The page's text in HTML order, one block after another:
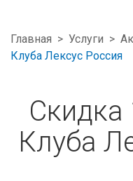
Главная > Услуги >
Клуба Лексус Россия
Скидка
Клуба